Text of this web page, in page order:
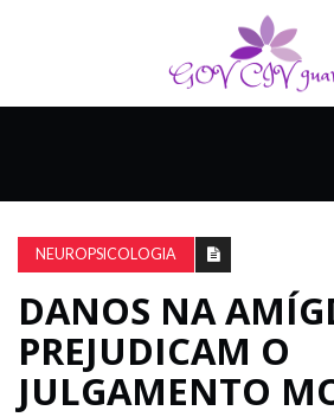
DO
THINK
COMPANHEIRO
NEUROPSICOLOGIA
DANOS NA
PREJUDICAM O
JULGAMENTO